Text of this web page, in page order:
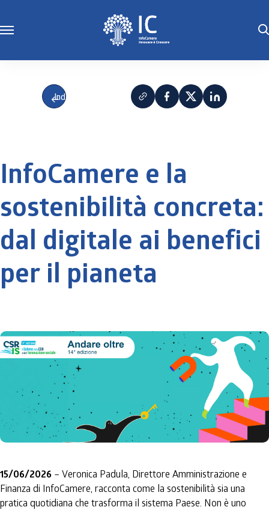
Indietro
InfoCamere e la
sostenibilità concreta:
dal digitale ai benefici
per il pianeta
15/06/2026 – Veronica Padula, Direttore Amministrazione e
Finanza di InfoCamere, racconta come la sostenibilità sia una
pratica quotidiana che trasforma il sistema Paese. Non è uno